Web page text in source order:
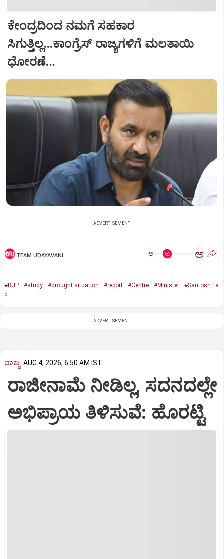
ಕೇಂದ್ರದಿಂದ ನಮಗೆ ಸಹಕಾರ
ಸಿಗುತ್ತಿಲ್ಲ...ಕಾಂಗ್ರೆಸ್ ರಾಜ್ಯಗಳಿಗೆ ಮಲತಾಯಿ
ಧೋರಣೆ...
ADVERTISEMENT
TEAM UDAYAVANI ಅ ಅ
#BJP #study #drought situation #report #Centre #Minister
#Santosh La
d
ADVERTISEMENT
ರಾಜ್ಯ AUG 4, 2026, 6:50 AM IST
ರಾಜೀನಾಮೆ ನೀಡಿಲ್ಲ, ಸದನದಲ್ಲೇ
ಅಭಿಪ್ರಾಯ ತಿಳಿಸುವೆ: ಹೊರಟ್ಟಿ